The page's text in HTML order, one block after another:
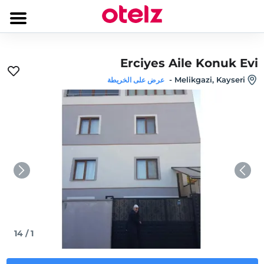
Erciyes Aile Konuk Evi
Melikgazi, Kayseri
- عرض على الخريطة
1
/
14